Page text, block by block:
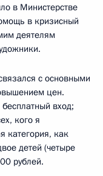
в Министерстве
в кризисный
деятелям
с основными
цен.
вход;
кого я
категория, как
детей (четыре
рублей.